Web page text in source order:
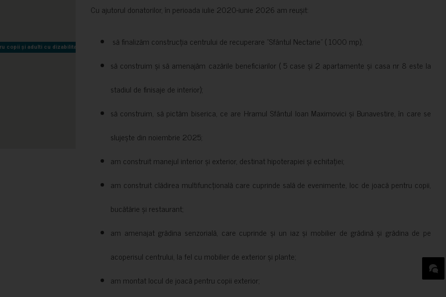
copii și adulti cu dizabilitati neuromotorii Sfântul Nectarie
copii și adulti cu dizabilitati neuromotorii Sfântul Nectarie
Cu ajutorul donatorilor, în perioada iulie 2020-iunie 2026 am reușit:
să finalizăm construcția centrului de recuperare ”Sfântul Nectarie” ( 1000 mp);
să construim și să amenajăm cazările beneficiarilor ( 5 case și 2 apartamente și casa nr 8 este la
stadiul de finisaje de interior);
să construim, să pictăm biserica, ce are Hramul Sfântul Ioan Maximovici și Bunavestire, în care se
slujește din noiembrie 2025;
am construit manejul interior și exterior, destinat hipoterapiei și echitației;
am construit clădirea multifuncțională care cuprinde sală de evenimente, loc de joacă pentru copii,
bucătărie și restaurant;
am amenajat grădina senzorială, care cuprinde și un iaz și mobilier de grădină și grădina de pe
acoperisul centrului, la fel cu mobilier de exterior și plante;
am montat locul de joacă pentru copii exterior;